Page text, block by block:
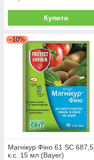
Купити
–10%
Магнікур Фіно 61 SC 687,5
к.с. 15 мл (Bayer)